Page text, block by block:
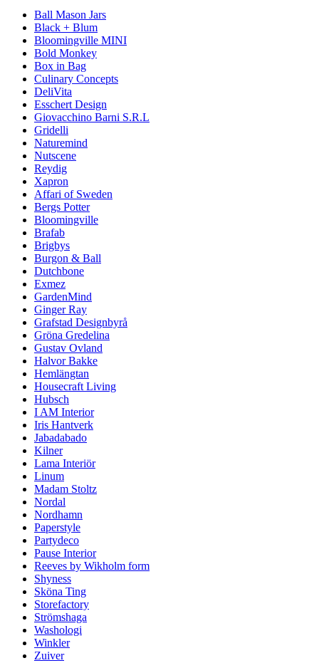
Ball Mason Jars
Black + Blum
Bloomingville MINI
Bold Monkey
Box in Bag
Culinary Concepts
DeliVita
Esschert Design
Giovacchino Barni S.R.L
Gridelli
Naturemind
Nutscene
Reydig
Xapron
Affari of Sweden
Bergs Potter
Bloomingville
Brafab
Brigbys
Burgon & Ball
Dutchbone
Exmez
GardenMind
Ginger Ray
Grafstad Designbyrå
Gröna Gredelina
Gustav Ovland
Halvor Bakke
Hemlängtan
Housecraft Living
Hubsch
I AM Interior
Iris Hantverk
Jabadabado
Kilner
Lama Interiör
Linum
Madam Stoltz
Nordal
Nordhamn
Paperstyle
Partydeco
Pause Interior
Reeves by Wikholm form
Shyness
Sköna Ting
Storefactory
Strömshaga
Washologi
Winkler
Zuiver